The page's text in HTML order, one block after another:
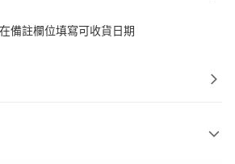
備註欄位填寫可收貨日期